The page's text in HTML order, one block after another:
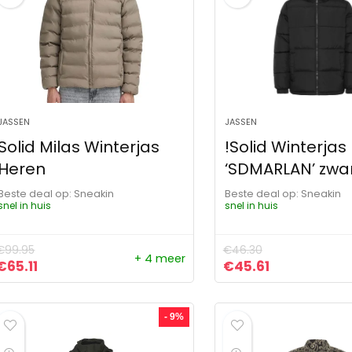
Milas Winterjas
deal op:
Sneakin
in huis
99.95
prijs was: €99.95.
65.11 Huidige prijs is: €65.11.
+ 4 meer
JASSEN
!Solid Winterjas
‘SDMARLAN’
Beste deal op:
Sneakin
snel in huis
€46.30
Oorspronkelijke
€45.61Huidige
- 9%